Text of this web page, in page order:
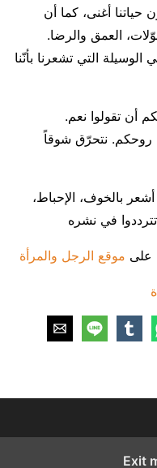
حياتنا أغنى، كما أن
العمق والرضا.
التي تشعرنا بأنّنا
أن تقولوا نعم.
روحكم. نتحرّق شوقاً
بالخوف، الإحباط،
في نشره
على موقع الرجل والمرأة
Exit